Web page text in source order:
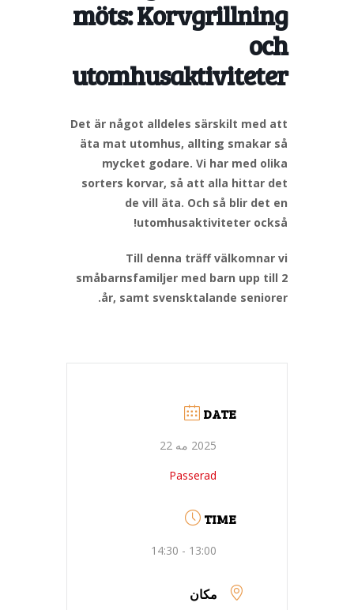
möts: Korvgrillning
och
utomhusaktiviteter
Det är något alldeles särskilt med att
äta mat utomhus, allting smakar så
mycket godare. Vi har med olika
sorters korvar, så att alla hittar det
de vill äta. Och så blir det en
utomhusaktiviteter också!
Till denna träff välkomnar vi
småbarnsfamiljer med barn upp till 2
år, samt svensktalande seniorer.
DATE
2025 مه 22
Passerad
TIME
13:00 - 14:30
مکان